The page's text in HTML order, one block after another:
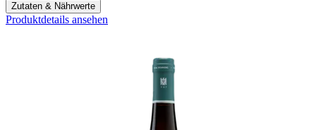
Zutaten & Nährwerte
Produktdetails ansehen